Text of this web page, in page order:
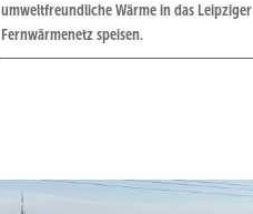
umweltfreundliche Wärme in das Leipziger
Fernwärmenetz speisen.